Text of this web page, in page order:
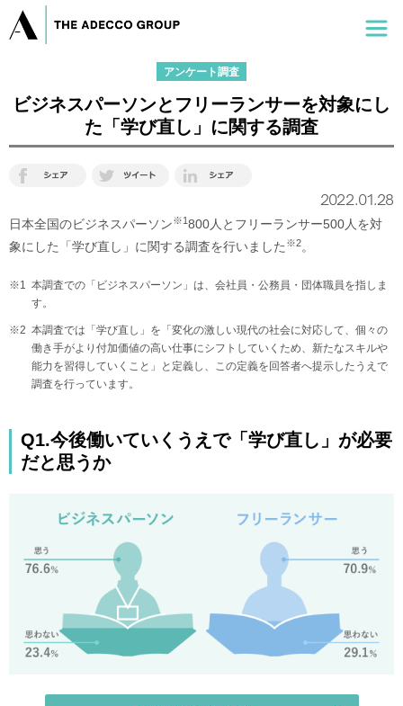
アンケート調査
ビジネスパーソンとフリーランサーを対象にし
た「学び直し」に関する調査
2022.01.28
日本全国のビジネスパーソン※1800人とフリーランサー500人を対
象にした「学び直し」に関する調査を行いました ※2。
※1 本調査での「ビジネスパーソン」は、会社員・公務員・団体職員を指しま
す。
※2 本調査では「学び直し」を「変化の激しい現代の社会に対応して、個々の
働き手がより付加価値の高い仕事にシフトしていくため、新たなスキルや
能力を習得していくこと」と定義し、この定義を回答者へ提示したうえで
調査を行っています。
Q1.今後働いていくうえで「学び直し」が必要
だと思うか